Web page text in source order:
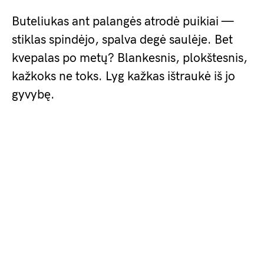
Buteliukas ant palangės atrodė puikiai —
stiklas spindėjo, spalva degė saulėje. Bet
kvepalas po metų? Blankesnis, plokštesnis,
kažkoks ne toks. Lyg kažkas ištraukė iš jo
gyvybę.